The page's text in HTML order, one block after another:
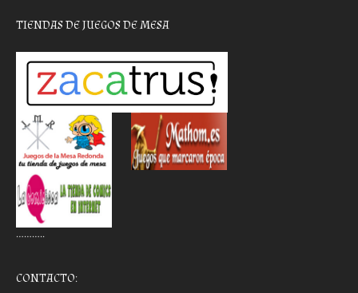
TIENDAS DE JUEGOS DE MESA
………..
CONTACTO: